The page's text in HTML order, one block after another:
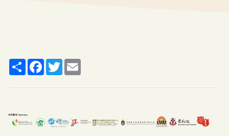
ShareFacebook
Twitter